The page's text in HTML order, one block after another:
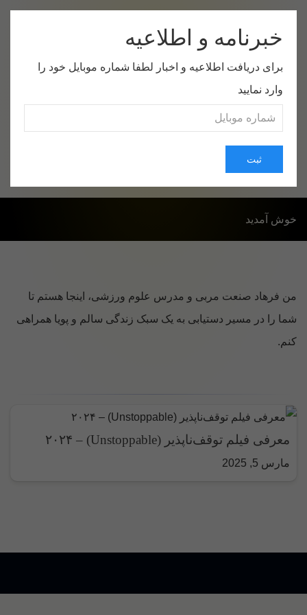
صفحه اول
خوش آمدید
من فرهاد صنعت مربی و مدرس علوم ورزشی، اینجا هستم تا
شما را در مسیر دستیابی به یک سبک زندگی سالم و پویا همراهی
کنم.
معرفی فیلم توقف‌ناپذیر (Unstoppable) – ۲۰۲۴
مارس 5, 2025
خبرنامه و اطلاعیه
برای دریافت اطلاعیه و اخبار لطفا شماره موبایل خود را
وارد نمایید
ثبت